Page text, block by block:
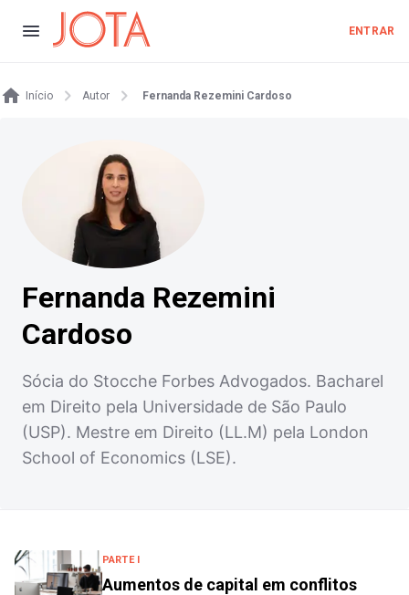
ENTRAR
Início Autor Fernanda Rezemini Cardoso
Fernanda Rezemini
Cardoso
Sócia do Stocche Forbes Advogados. Bacharel
em Direito pela Universidade de São Paulo
(USP). Mestre em Direito (LL.M) pela London
School of Economics (LSE).
PARTE I
Aumentos de capital em conflitos